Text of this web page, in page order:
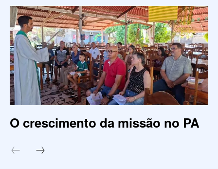
O crescimento da missão no PA